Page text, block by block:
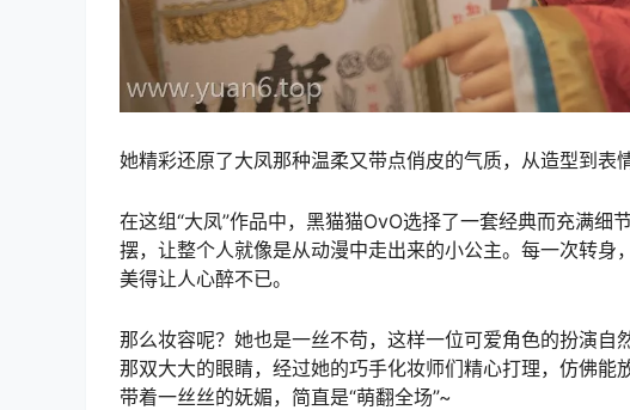
她精彩还原了大凤那种温柔又带点俏皮的气质，从造型到表
在这组“大凤”作品中，黑猫猫OvO选择了一套经典而充满
摆，让整个人就像是从动漫中走出来的小公主。每一次转
美得让人心醉不已。
那么妆容呢？她也是一丝不苟，这样一位可爱角色的扮演
那双大大的眼睛，经过她的巧手化妆师们精心打理，仿佛
带着一丝丝的妩媚，简直是“萌翻全场”~